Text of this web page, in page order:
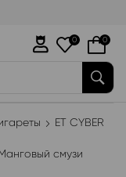
0 0
ET CYBER
смузи